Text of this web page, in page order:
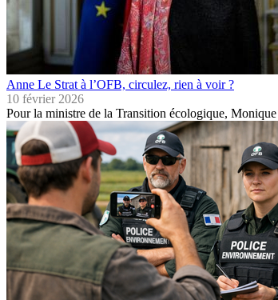
Anne Le Strat à l’OFB, circulez, rien à voir ?
10 février 2026
Pour la ministre de la Transition écologique,